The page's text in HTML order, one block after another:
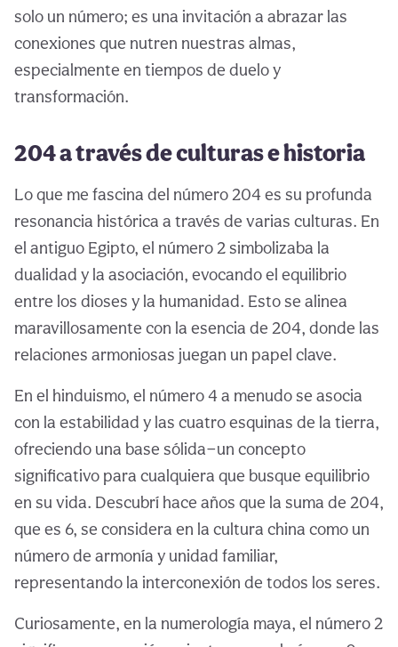
solo un número; es una invitación a abrazar las
conexiones que nutren nuestras almas,
especialmente en tiempos de duelo y
transformación.
204 a través de culturas e historia
Lo que me fascina del número 204 es su profunda
resonancia histórica a través de varias culturas. En
el antiguo Egipto, el número 2 simbolizaba la
dualidad y la asociación, evocando el equilibrio
entre los dioses y la humanidad. Esto se alinea
maravillosamente con la esencia de 204, donde las
relaciones armoniosas juegan un papel clave.
En el hinduismo, el número 4 a menudo se asocia
con la estabilidad y las cuatro esquinas de la tierra,
ofreciendo una base sólida—un concepto
significativo para cualquiera que busque equilibrio
en su vida. Descubrí hace años que la suma de 204,
que es 6, se considera en la cultura china como un
número de armonía y unidad familiar,
representando la interconexión de todos los seres.
Curiosamente, en la numerología maya, el número 2